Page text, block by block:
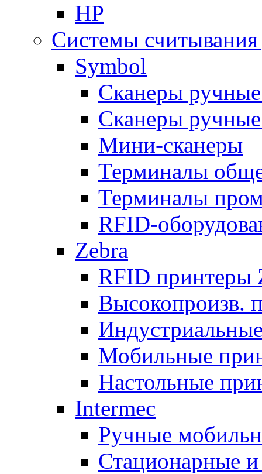
HP
Системы
Symbol
Сканеры
Сканеры
Мини-сканеры
Терминалы
Терминалы
RFID-
Zebra
RFID принтеры
Высокопроизв.
Мобильные
Настольные
Intermec
Ручные
Стационарные